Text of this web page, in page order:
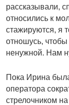
рассказывали,
относились к
стажируются, я
отношусь,
ненужной. Нам
Пока Ирина
оператора
стрелочником